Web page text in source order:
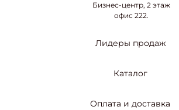
Бизнес-центр, 2 этаж
офис 222.
Лидеры продаж
Каталог
Оплата и доставка